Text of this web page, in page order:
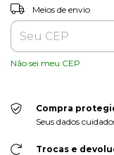
Entregas para o CEP:
Meios de envio
Não sei meu CEP
Compra
Seus dados
Trocas e